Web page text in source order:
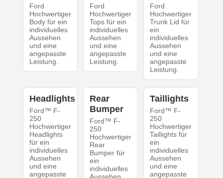
Ford
Hochwertiger
Body für ein
individuelles
Aussehen
und eine
angepasste
Leistung.
Ford
Hochwertiger
Tops für ein
individuelles
Aussehen
und eine
angepasste
Leistung.
Ford
Hochwertiger
Trunk Lid für
ein
individuelles
Aussehen
und eine
angepasste
Leistung.
Headlights
Ford™ F-
250
Hochwertiger
Headlights
für ein
individuelles
Aussehen
und eine
angepasste
Rear
Bumper
Ford™ F-
250
Hochwertiger
Rear
Bumper für
ein
individuelles
Taillights
Ford™ F-
250
Hochwertiger
Taillights für
ein
individuelles
Aussehen
und eine
angepasste